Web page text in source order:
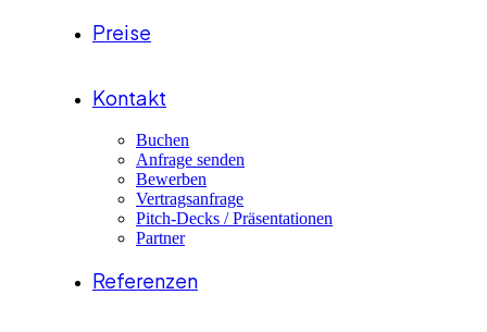
Preise
Kontakt
Buchen
Anfrage senden
Bewerben
Vertragsanfrage
Pitch-Decks / Präsentationen
Partner
Referenzen